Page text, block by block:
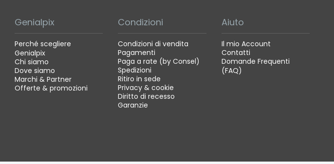
Genialpix
Perché scegliere
Genialpix
Chi siamo
Dove siamo
Marchi & Partner
Offerte & promozioni
Condizioni
Condizioni di vendita
Pagamenti
Paga a rate (by Consel)
Spedizioni
Ritiro in sede
Privacy & cookie
Diritto di recesso
Garanzie
Aiuto
Il mio Account
Contatti
Domande Frequenti
(FAQ)